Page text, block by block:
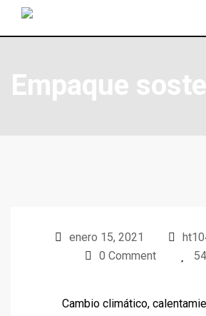
Empaque
enero 15, 2021
0 Comment
Cambio climático,